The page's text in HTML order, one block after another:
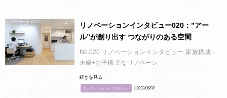
リノベーションインタビュー020：”アー
ル”が創り出す つながりのある空間
No.020 リノベーションインタビュー 家族構成：
夫婦+お子様 主なリノベーシ
続きを見る
リノベーションインタビュー ┃2022/06/02